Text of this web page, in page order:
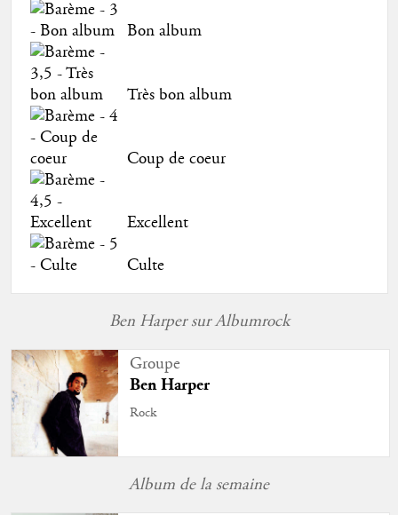
Bon album
Très bon album
Coup de coeur
Excellent
Culte
Ben Harper sur Albumrock
Groupe
Ben Harper
Rock
Album de la semaine